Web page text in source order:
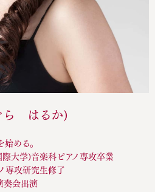
ら はるか)
める。
大学)音楽科ピアノ専攻卒業
専攻研究生修了
奏会出演